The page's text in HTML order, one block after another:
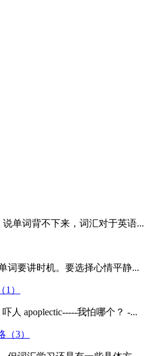
单词背不下来，词汇对于英语...
词要讲时机。要选择心情平静...
）
人 apoplectic-----我怕哪个？ -...
3）